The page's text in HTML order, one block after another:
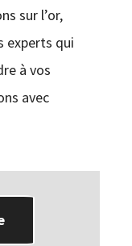
sur l’or,
experts qui
à vos
avec